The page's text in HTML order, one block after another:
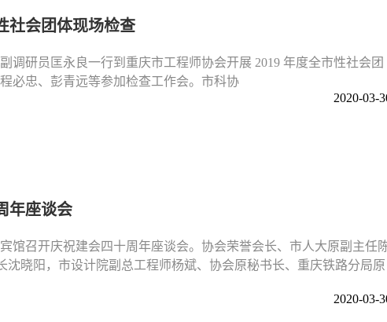
社会团体现场检查
调研员匡永良一行到重庆市工程师协会开展 2019 年度全市性社会团
必忠、彭青远等参加检查工作会。市科协
2020-03-
年座谈会
馆召开庆祝建会四十周年座谈会。协会荣誉会长、市人大原副主任
沈晓阳，市设计院副总工程师杨斌、协会原秘书长、重庆铁路分局原
2020-03-